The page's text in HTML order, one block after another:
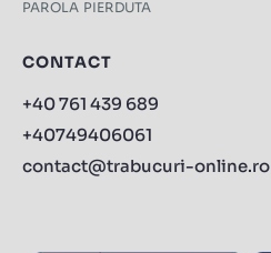
PAROLA PIERDUTA
CONTACT
+40 761 439 689
+40749406061
contact@trabucuri-online.ro